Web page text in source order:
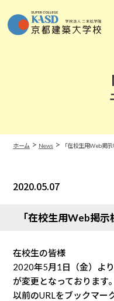
ホーム > News> 「在校生用Web掲
2020.05.07
「在校生用Web掲
在校生の皆様
2020年5月1日（金）よ
が変更となっております。
以前のURLをブックマー